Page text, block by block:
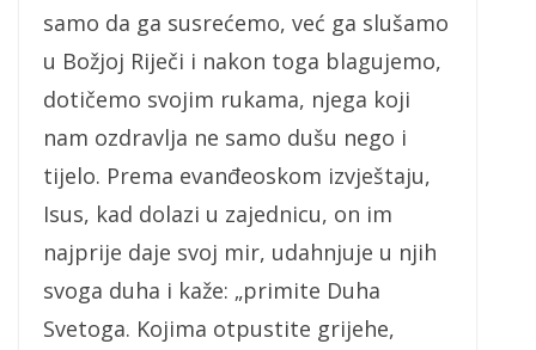
samo da ga susrećemo, već ga slušamo
u Božjoj Riječi i nakon toga blagujemo,
dotičemo svojim rukama, njega koji
nam ozdravlja ne samo dušu nego i
tijelo. Prema evanđeoskom izvještaju,
Isus, kad dolazi u zajednicu, on im
najprije daje svoj mir, udahnjuje u njih
svoga duha i kaže: „primite Duha
Svetoga. Kojima otpustite grijehe,